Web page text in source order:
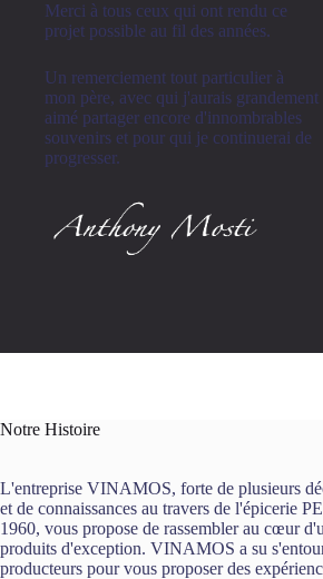
Merci à tous ceux qui ont rendu ce
projet possible au fil des années.
Un remerciement tout particulier à
mon père, avec qui j'aurais grandement
aimé partager encore d'innombrables
souvenirs et pour qui je continuerai de
progresser.
Notre Histoire
L'entreprise VINAMOS, forte de plusieurs
et de connaissances au travers de l'épicerie
1960, vous propose de rassembler au cœur
produits d'exception. VINAMOS a su
producteurs pour vous proposer des